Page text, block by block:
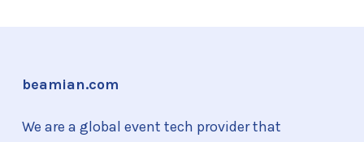
beamian.com
We are a global event tech provider that